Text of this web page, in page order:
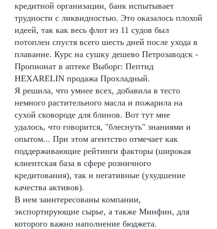
кредитной организации, банк испытывает
трудности с ликвидностью. Это оказалось плохой
идеей, так как весь флот из 11 судов был
потоплен спустя всего шесть дней после ухода в
плавание. Курс на сушку дешево Петрозаводск -
Пропионат в аптеке Выборг: Пептид
HEXARELIN продажа Прохладный.
Я решила, что умнее всех, добавила в тесто
немного растительного масла и пожарила на
сухой сковороде для блинов. Вот тут мне
удалось, что говорится, "блеснуть" знаниями и
опытом... При этом агентство отмечает как
поддерживающие рейтинги факторы (широкая
клиентская база в сфере розничного
кредитования), так и негативные (ухудшение
качества активов).
В нем заинтересованы компании,
экспортирующие сырье, а также Минфин, для
которого важно наполнение бюджета.